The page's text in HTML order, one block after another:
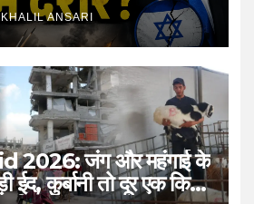
KHALIL ANSARI
2026: जंग और महंगाई के
ईद, कुर्बानी तो दूर एक किलो